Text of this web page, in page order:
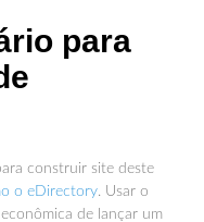
para
construir site deste
o eDirectory. Usar o
de lançar um